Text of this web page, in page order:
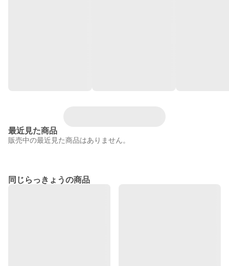
最近見た商品
販売中の最近見た商品はありません。
同じらっきょうの商品